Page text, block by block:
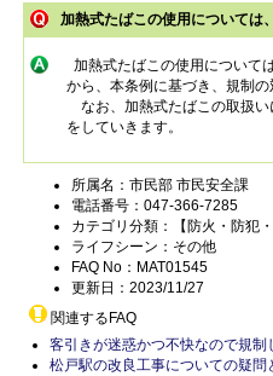
加熱式たばこの使用については
加熱式たばこの使用について
から、本条例に基づき、規制の
なお、加熱式たばこの取扱い
をしていきます。
所属名：市民部 市民安全課
電話番号：047-366-7285
カテゴリ分類：【防火・防犯
ライフシーン：その他
FAQ No：MAT01545
更新日：2023/11/27
関連するFAQ
客引きが迷惑かつ不快なので規制
松戸駅の改良工事についての疑問